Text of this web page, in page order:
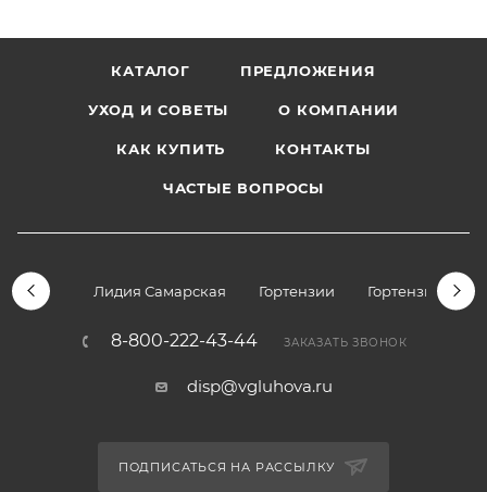
КАТАЛОГ ПРЕДЛОЖЕНИЯ
УХОД И СОВЕТЫ О КОМПАНИИ
КАК КУПИТЬ КОНТАКТЫ
ЧАСТЫЕ ВОПРОСЫ
Лидия Самарская Гортензии Гортензии
8-800-222-43-44 ЗАКАЗАТЬ ЗВОНОК
disp@vgluhova.ru
ПОДПИСАТЬСЯ НА РАССЫЛКУ